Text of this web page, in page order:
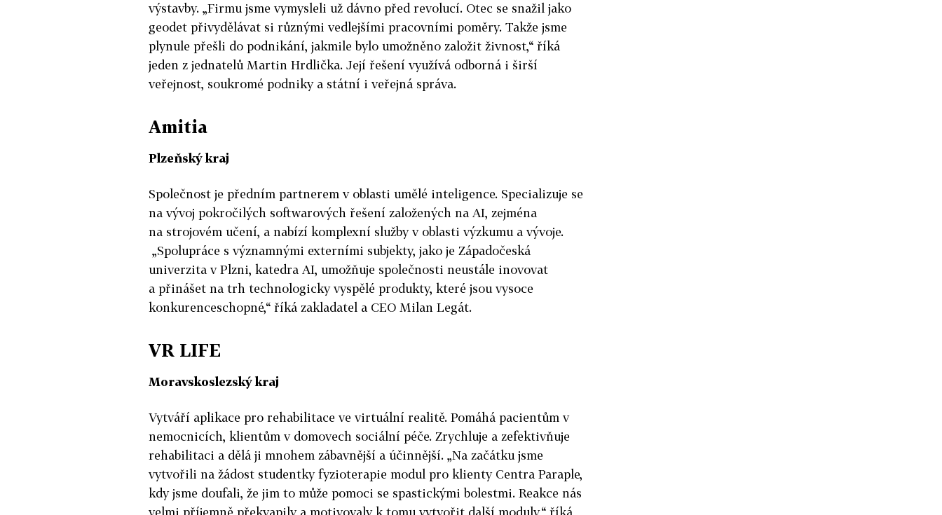
výstavby. „Firmu jsme vymysleli už dávno před revolucí. Otec se snažil jako
geodet přivydělávat si různými vedlejšími pracovními poměry. Takže jsme
plynule přešli do podnikání, jakmile bylo umožněno založit živnost,“ říká
jeden z jednatelů Martin Hrdlička. Její řešení využívá odborná i širší
veřejnost, soukromé podniky a státní i veřejná správa.
Amitia
Plzeňský kraj
Společnost je předním partnerem v oblasti umělé inteligence. Specializuje se
na vývoj pokročilých softwarových řešení založených na AI, zejména
na strojovém učení, a nabízí komplexní služby v oblasti výzkumu a vývoje.
„Spolupráce s významnými externími subjekty, jako je Západočeská
univerzita v Plzni, katedra AI, umožňuje společnosti neustále inovovat
a přinášet na trh technologicky vyspělé produkty, které jsou vysoce
konkurenceschopné,“ říká zakladatel a CEO Milan Legát.
VR LIFE
Moravskoslezský kraj
Vytváří aplikace pro rehabilitace ve virtuální realitě. Pomáhá pacientům v
nemocnicích, klientům v domovech sociální péče. Zrychluje a zefektivňuje
rehabilitaci a dělá ji mnohem zábavnější a účinnější. „Na začátku jsme
vytvořili na žádost studentky fyzioterapie modul pro klienty Centra Paraple,
kdy jsme doufali, že jim to může pomoci se spastickými bolestmi. Reakce nás
velmi příjemně překvapily a motivovaly k tomu vytvořit další moduly,“ říká